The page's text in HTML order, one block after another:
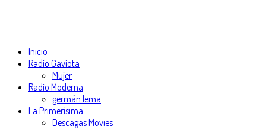
Inicio
Radio Gaviota
Mujer
Radio Moderna
germán lema
La Primerísima
Descagas Movies